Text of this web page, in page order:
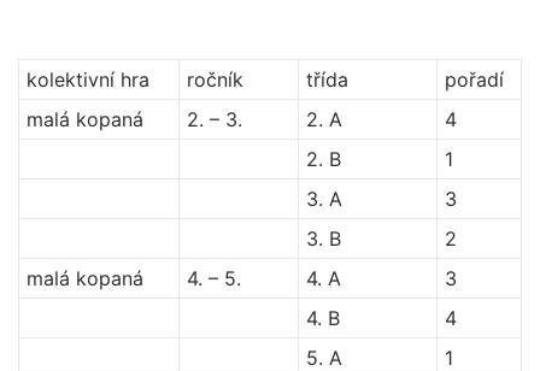
kolektivní hra ročník třída
pořadí
malá kopaná
2. – 3. 2. A
4
2. B
1
3. A
3
3. B
2
malá kopaná
4. – 5. 4. A
3
4. B
4
5. A
1